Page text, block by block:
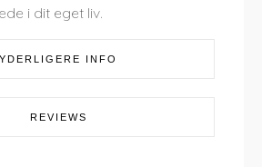
i dit eget liv.
YDERLIGERE INFO
REVIEWS